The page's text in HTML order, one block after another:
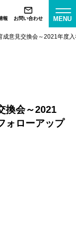
報 お問い合わせ MENU
成意見交換会～2021年度
換会～2021
ォローアップ